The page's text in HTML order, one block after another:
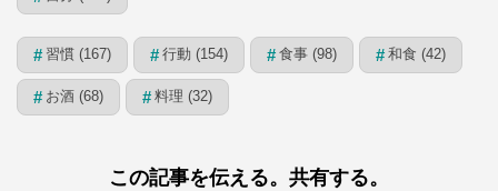
# 習慣 (167) # 行動 (154) # 食事 (98) # 和食 (42)
# お酒 (68) # 料理 (32)
この記事を伝える。共有する。